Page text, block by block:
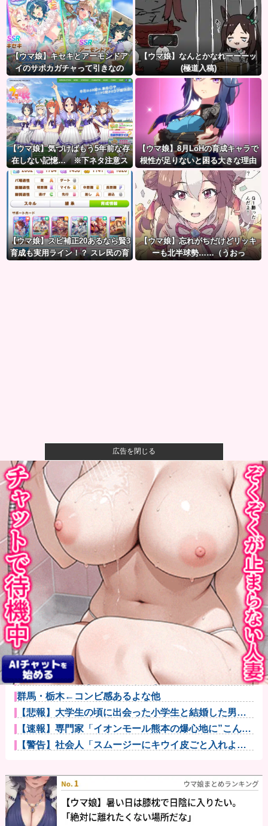
【ウマ娘】キセキとアーモンドア
イのサポカガチャって引きなの
だ？
【ウマ娘】なんとかなれーーーッ
(極道入稿)
【ウマ娘】気づけばもう5年前な存
在しない記憶… ※下ネタ注意ス
レ
【ウマ娘】8月LoHの育成キャラで
根性が足りないと困る大きな理由
がこちら。←「不調を考慮すると1
021必要」
【ウマ娘】スピ補正20あるなら賢3
育成も実用ライン！？ スレ民の育
【ウマ娘】忘れがちだけどリッキ
ーも北半球勢……（うおっ
【画像】かつて天下を獲っていたYouTuberの現在ｗｗ
ｗｗ
【速報】熊本イオンモール、爆発の原因は『これ』の
可能性
【衝撃】ワイのパッパ、会社でナンバーツーになった
結果ｗｗｗｗ...
可愛すぎるおむすび屋さん（28）、新店舗に4000万円
クラフ...
【悲報】ラッパーさん、札束披露するもネット民から
「新社会人の...
X民「クレーンゲームで飲むヨーグルト取れた！ちゃん
と冷蔵庫で...
広陵高校〝暴力問題〟中井監督が謝罪。野球部巡り昨
年退任「深く...
【速報】熊本県知事、オールドメディアの被災者、遺
族への取材に...
『るろうに剣心』読んでるんやけど、二重の極みの理
屈が理解出来...
彼氏「ごま油がないと香りがしないだろ。ごま油買い
な！それと、...
群馬・栃木←コンビ感あるよな他
【悲報】大学生の頃に出会った小学生と結婚した男、
めちゃくちゃ...
【速報】専門家「イオンモール熊本の爆心地に”こんな
もの”があ...
【警告】社会人「スムージーにキウイ皮ごと入れよ。
広告を閉じる